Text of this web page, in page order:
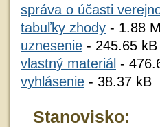
správa o účasti
tabuľky zhody - 1.88
uznesenie - 245.65 kB
vlastný materiál -
vyhlásenie - 38.37 kB
Stanovisko: